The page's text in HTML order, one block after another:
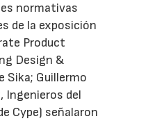
normativas
de la exposición
Product
Design &
Sika; Guillermo
Ingenieros del
Cype) señalaron